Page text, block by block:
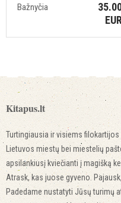
Bažnyčia
EUR
Kitapus.lt
Turtingiausia ir visiems
Lietuvos miestų bei miestelių
apsilankiusį kviečianti į magišką
Atrask, kas juose gyveno.
Padedame nustatyti Jūsų turimų